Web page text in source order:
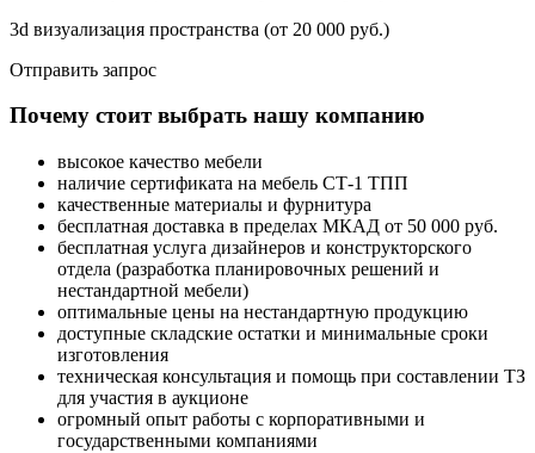
3d визуализация пространства (от 20 000 руб.)
Отправить запрос
Почему стоит выбрать нашу компанию
высокое качество мебели
наличие сертификата на мебель СТ-1 ТПП
качественные материалы и фурнитура
бесплатная доставка в пределах МКАД от 50 000 руб.
бесплатная услуга дизайнеров и конструкторского
отдела (разработка планировочных решений и
нестандартной мебели)
оптимальные цены на нестандартную продукцию
доступные складские остатки и минимальные сроки
изготовления
техническая консультация и помощь при составлении ТЗ
для участия в аукционе
огромный опыт работы с корпоративными и
государственными компаниями